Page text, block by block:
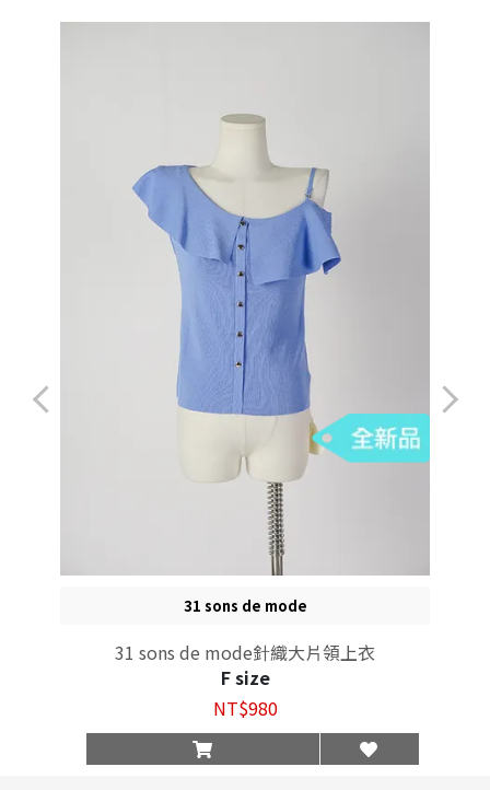
31 sons de mode
31 sons de mode針織大片領上衣
F size
NT$980